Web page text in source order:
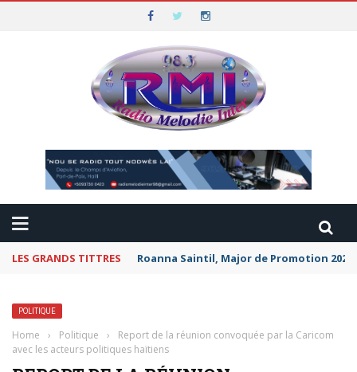
LES GRANDS TITTRES Roanna Saintil, Major de Promotion
POLITIQUE
Home › Politique ›
Report de la réunion convoquée par la Caricom
avec les acteurs politiques haïtiens